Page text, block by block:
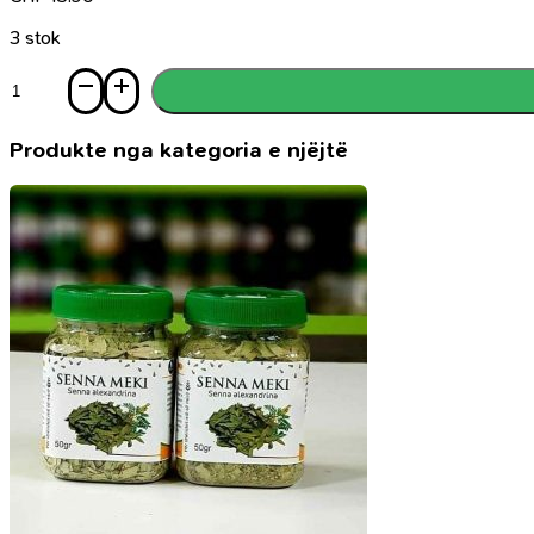
3 stok
Vetëm
minutë,
motivuese
1
Produkte nga kategoria e njëjtë